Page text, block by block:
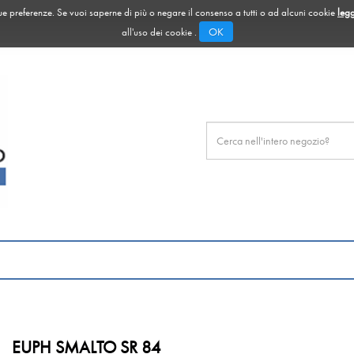
Se vuoi saperne di più o negare il consenso a tutti o ad alcuni cookie
all'uso dei cookie .
OK
Prodotto
EUPH SMALTO SR 84